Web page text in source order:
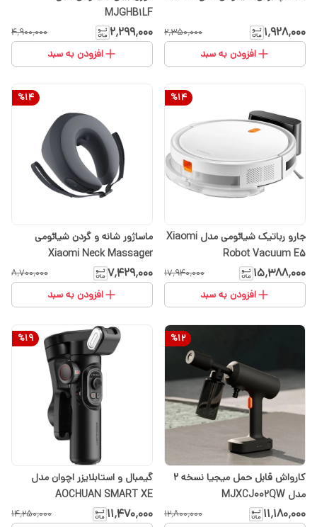
۱٬۹۲۸٬۰۰۰ ۲٬۳۵۰٬۰۰۰
افزودن به سبد
MJGHB1LF
۲٬۲۹۹٬۰۰۰ ۴٬۹۰۰٬۰۰۰
افزودن به سبد
%14
جارو رباتیک شیائومی مدل Xiaomi
Robot Vacuum E5
۱۵٬۳۸۸٬۰۰۰ ۱۷٬۹۴۰٬۰۰۰
افزودن به سبد
%14
ماساژور شانه و گردن شیائومی
Xiaomi Neck Massager
۷٬۴۲۹٬۰۰۰ ۸٬۷۰۰٬۰۰۰
افزودن به سبد
%12
کارواش قابل حمل میجیا نسخه 2
مدل MJXCJ002QW
۱۱٬۱۸۰٬۰۰۰ ۱۲٬۸۰۰٬۰۰۰
%19
گیمبال و استابلایزر اچوان مدل
AOCHUAN SMART XE
۱۱٬۴۷۰٬۰۰۰ ۱۴٬۲۵۰٬۰۰۰